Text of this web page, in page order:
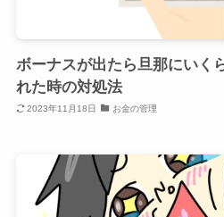
ボーナスが出たら旦那にいく
れた時の対処法
2023年11月18日 お金の管理